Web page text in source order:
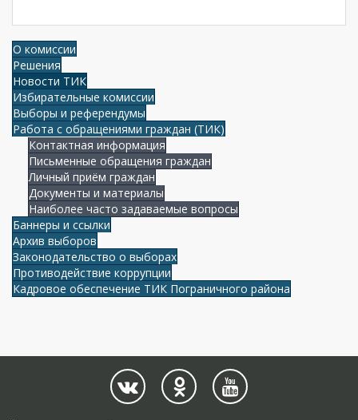
О комиссии
Решения
Новости ТИК
Избирательные комиссии
Выборы и референдумы
Работа с обращениями граждан (ТИК)
Контактная информация
Письменные обращения граждан
Личный приём граждан
Документы и материалы
Наиболее часто задаваемые вопросы
Баннеры и ссылки
Архив выборов
Законодательство о выборах
Противодействие коррупции
Кадровое обеспечение ТИК Пограничного района